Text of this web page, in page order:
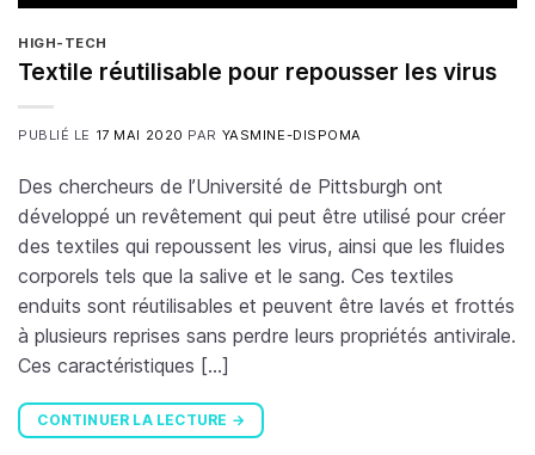
HIGH-TECH
Textile réutilisable pour repousser les virus
PUBLIÉ LE 17 MAI 2020 PAR YASMINE-DISPOMA
Des chercheurs de l’Université de Pittsburgh ont
développé un revêtement qui peut être utilisé pour créer
des textiles qui repoussent les virus, ainsi que les fluides
corporels tels que la salive et le sang. Ces textiles
enduits sont réutilisables et peuvent être lavés et frottés
à plusieurs reprises sans perdre leurs propriétés antivirale.
Ces caractéristiques […]
CONTINUER LA LECTURE →